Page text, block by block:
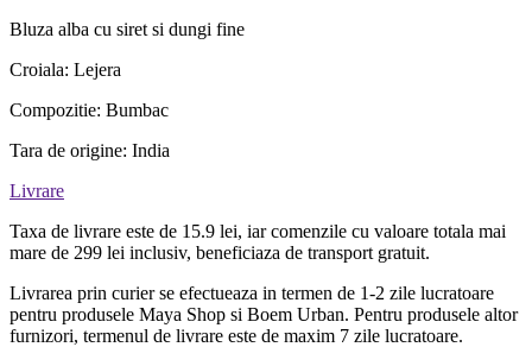
Bluza alba cu siret si dungi fine
Croiala: Lejera
Compozitie: Bumbac
Tara de origine: India
Livrare
Taxa de livrare este de 15.9 lei, iar comenzile cu valoare totala mai
mare de 299 lei inclusiv, beneficiaza de transport gratuit.
Livrarea prin curier se efectueaza in termen de 1-2 zile lucratoare
pentru produsele Maya Shop si Boem Urban. Pentru produsele altor
furnizori, termenul de livrare este de maxim 7 zile lucratoare.